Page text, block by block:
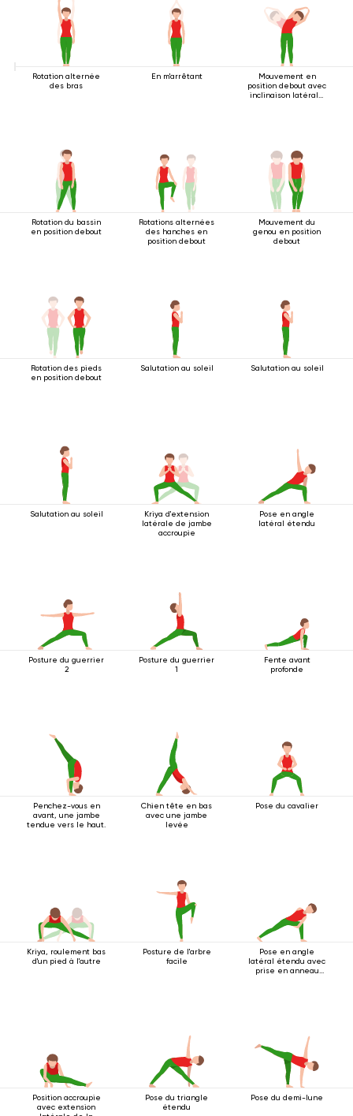
Rotation alternée
des bras
En m'arrêtant
Mouvement en
position debout avec
inclinaison latérale
Rotation du bassin
en position debout
Rotations alternées
des hanches en
position debout
Mouvement du
genou en position
debout
Rotation des pieds
en position debout
Salutation au soleil Salutation au soleil
Salutation au soleil
Kriya d'extension
latérale de jambe
accroupie
Pose en angle
latéral étendu
Posture du guerrier
2
Posture du guerrier
1
Fente avant
profonde
Penchez-vous en
avant, une jambe
tendue vers le haut.
Chien tête en bas
avec une jambe
levée
Pose du cavalier
Kriya, roulement bas
d'un pied à l'autre
Posture de l'arbre
facile
Pose en angle
latéral étendu avec
prise en anneau
Position accroupie
avec extension
Pose du triangle
étendu
Pose du demi-lune